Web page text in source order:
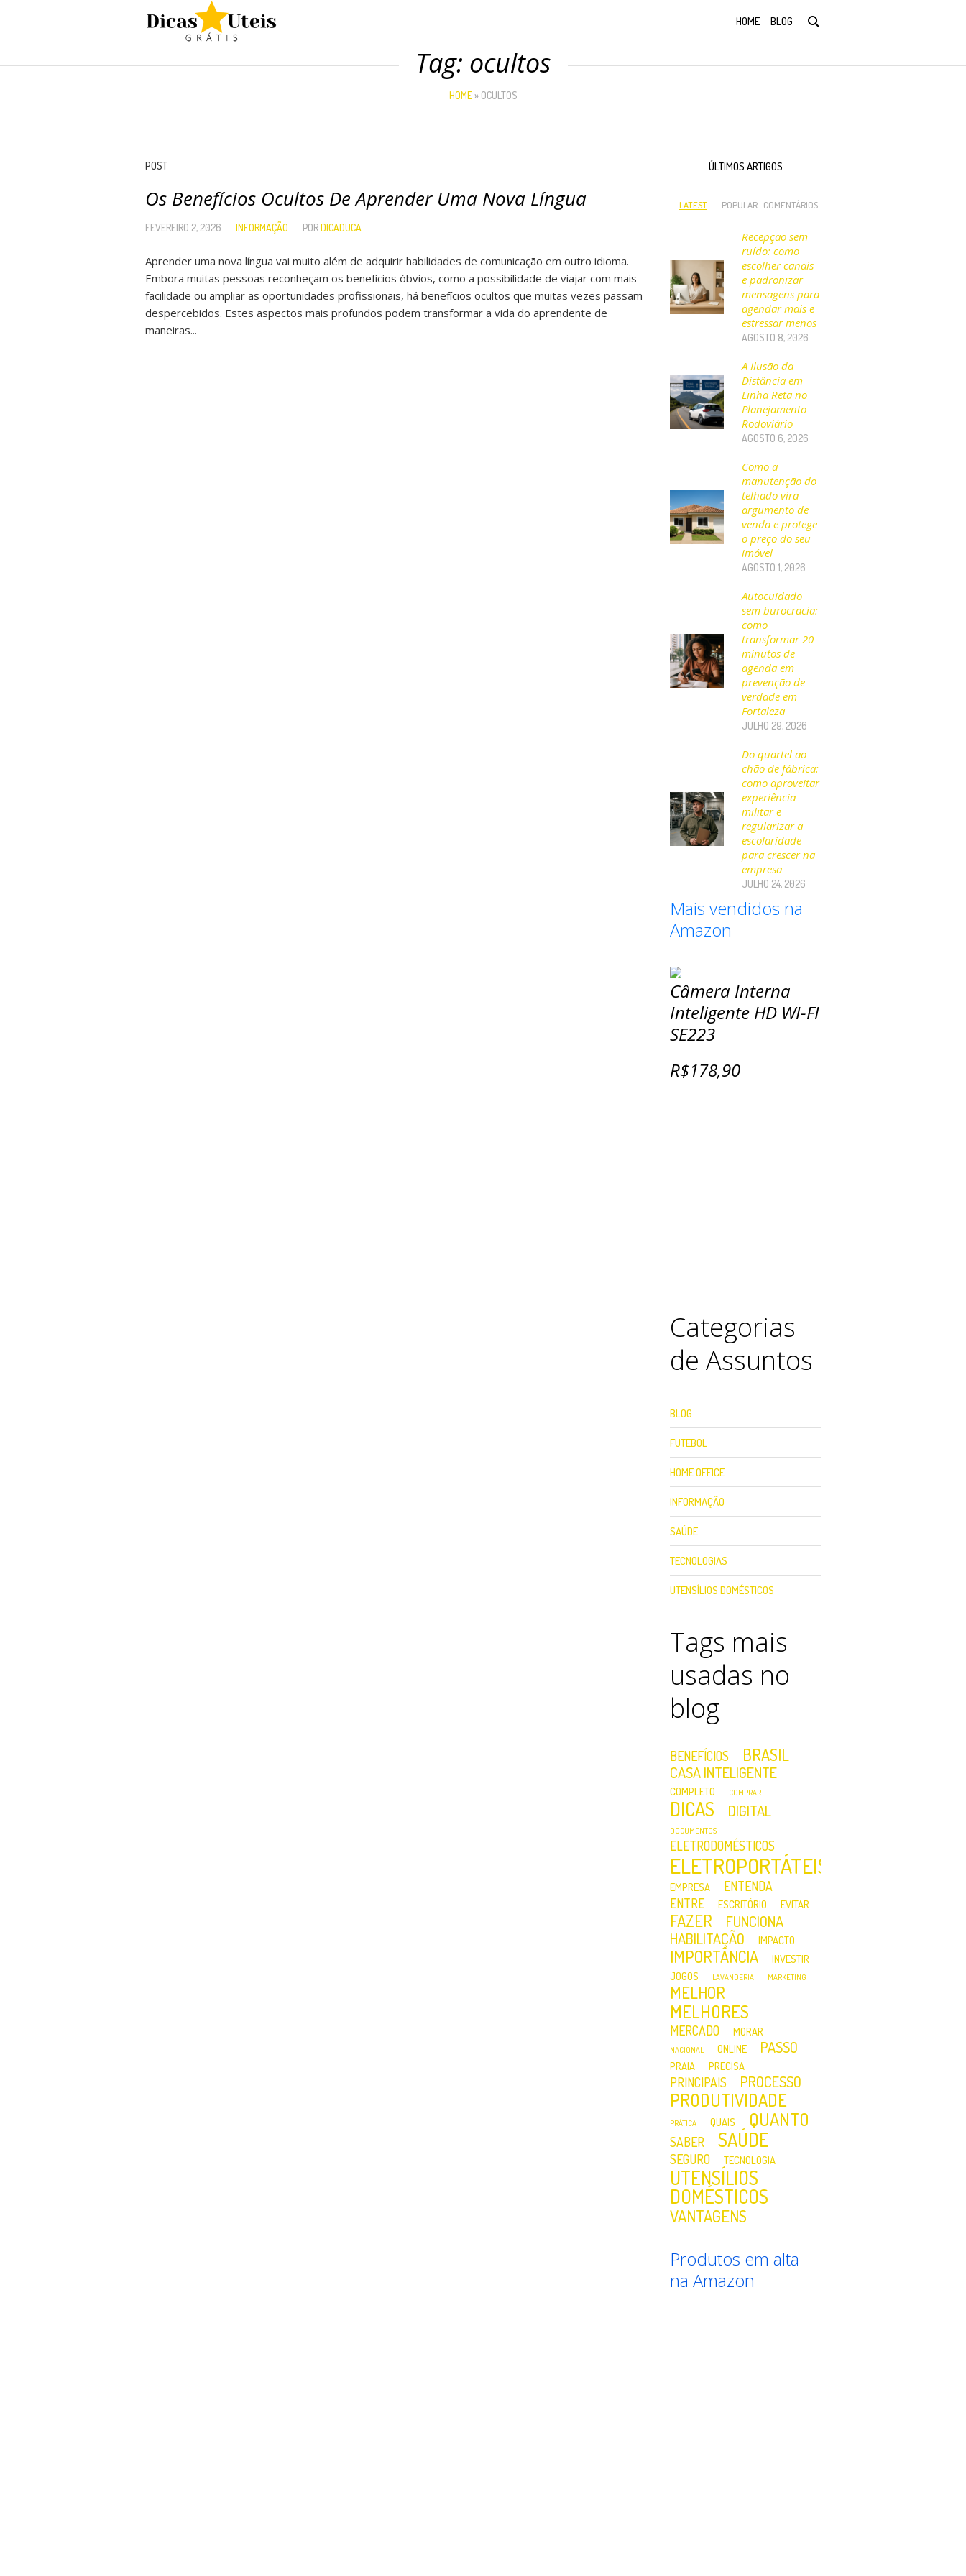
HOME BLOG
Tag: ocultos
HOME» OCULTOS
POST
Os Benefícios Ocultos De Aprender Uma Nova Língua
FEVEREIRO 2, 2026 INFORMAÇÃO PORDICADUCA
Aprender uma nova língua vai muito além de adquirir habilidades de comunicação em outro idioma.
Embora muitas pessoas reconheçam os benefícios óbvios, como a possibilidade de viajar com mais
facilidade ou ampliar as oportunidades profissionais, há benefícios ocultos que muitas vezes passam
despercebidos. Estes aspectos mais profundos podem transformar a vida do aprendente de
maneiras...
ÚLTIMOS ARTIGOS
LATEST POPULAR COMENTÁRIOS
Recepção sem
ruído: como
escolher canais
e padronizar
mensagens para
agendar mais e
estressar menos
AGOSTO 8, 2026
A Ilusão da
Distância em
Linha Reta no
Planejamento
Rodoviário
AGOSTO 6, 2026
Como a
manutenção do
telhado vira
argumento de
venda e protege
o preço do seu
imóvel
AGOSTO 1, 2026
Autocuidado
sem burocracia:
como
transformar 20
minutos de
agenda em
prevenção de
verdade em
Fortaleza
JULHO 29, 2026
Do quartel ao
chão de fábrica:
como aproveitar
experiência
militar e
regularizar a
escolaridade
para crescer na
empresa
JULHO 24, 2026
Mais vendidos na
Amazon
Câmera Interna
Inteligente HD WI-FI
SE223
R$178,90
Categorias
de Assuntos
BLOG
FUTEBOL
HOME OFFICE
INFORMAÇÃO
SAÚDE
TECNOLOGIAS
UTENSÍLIOS DOMÉSTICOS
Tags mais
usadas no
blog
BENEFÍCIOS BRASIL
CASA INTELIGENTE
COMPLETO COMPRAR
DICAS DIGITAL
DOCUMENTOS
ELETRODOMÉSTICOS
ELETROPORTÁTEIS
EMPRESA
ENTENDA
ENTRE
ESCRITÓRIO EVITAR
FAZER
FUNCIONA
HABILITAÇÃO
IMPACTO
IMPORTÂNCIA
INVESTIR
JOGOS
LAVANDERIA MARKETING
MELHOR
MELHORES
MERCADO MORAR
NACIONAL ONLINE PASSO
PRAIA PRECISA
PRINCIPAIS PROCESSO
PRODUTIVIDADE
PRÁTICA QUAIS QUANTO
SABER SAÚDE
SEGURO TECNOLOGIA
UTENSÍLIOS
DOMÉSTICOS
VANTAGENS
Produtos em alta
na Amazon